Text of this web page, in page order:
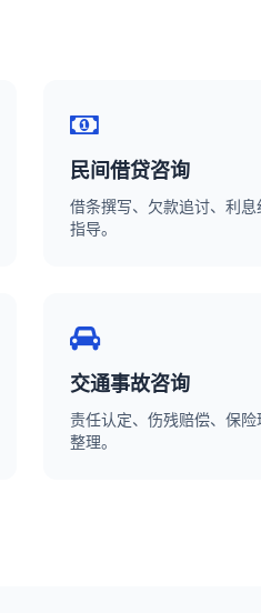
民间借贷咨询
借条撰写、欠款追讨、利
指导。
交通事故咨询
责任认定、伤残赔偿、保
整理。